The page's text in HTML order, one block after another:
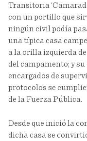
Transitoria
con un portillo que
ningún civil podía
una típica casa
a la orilla izquierda
del campamento; y
encargados de
protocolos se
de la Fuerza Pública.
Desde que inició la
dicha casa se